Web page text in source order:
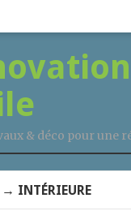
& déco pour une
→ INTÉRIEURE